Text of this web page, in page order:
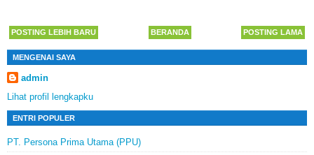
POSTING LEBIH BARU POSTING LAMA
BERANDA
MENGENAI SAYA
admin
Lihat profil lengkapku
ENTRI POPULER
PT. Persona Prima Utama (PPU)